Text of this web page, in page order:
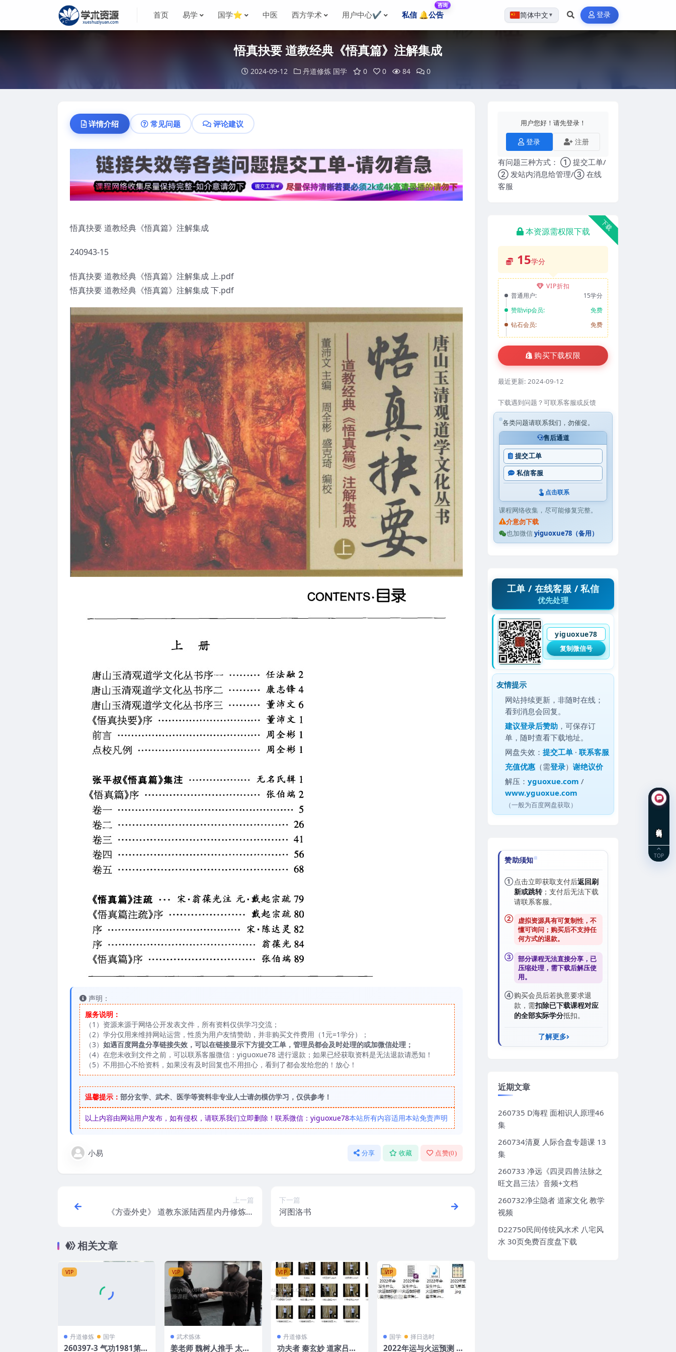
首页 易学 国学⭐ 中医 西方学术 用户中心✔️ 私信 🔔公告
咨询
简体中文 ▼ 登录
悟真抉要 道教经典《悟真篇》注解集成
2024-09-12 丹道修炼 国学 0 0 84 0
详情介绍 常见问题 评论建议
悟真抉要 道教经典《悟真篇》注解集成
240943-15
悟真抉要 道教经典《悟真篇》注解集成 上.pdf
悟真抉要 道教经典《悟真篇》注解集成 下.pdf
声明：
服务说明：
（1）资源来源于网络公开发表文件，所有资料仅供学习交流；
（2）学分仅用来维持网站运营，性质为用户友情赞助，并非购买文件费用（1元=1学分）；
（3） 如遇百度网盘分享链接失效，可以在链接显示下方提交工单，管理员都会及时处理的或加微信处理；
（4）在您未收到文件之前，可以联系客服微信：yiguoxue78 进行退款；如果已经获取资料是无法退款请悉知！
（5）不用担心不给资料，如果没有及时回复也不用担心，看到了都会发给您的！放心！
温馨提示： 部分玄学、武术、医学等资料非专业人士请勿模仿学习，仅供参考！
以上内容由网站用户发布，如有侵权，请联系我们立即删除！联系微信：yiguoxue78本站所有内容适用本站免责声明
小易 分享 收藏 点赞(0)
上一篇
《方壶外史》 道教东派陆西星内丹修炼典
下一篇
河图洛书
相关文章
VIP
丹道修炼 国学
260397-3 气功1981第三
VIP
武术炼体
姜老师 魏树人推手 太极
VIP
丹道修炼
功夫者 秦玄妙 道家吕祖
VIP
国学 择日选时
2022年运与火运预测 阿
用户您好！请先登录！
登录 注册
有问题三种方式： ① 提交工单/
② 发站内消息给管理/③ 在线
客服
下载
本资源需权限下载
15学分
VIP折扣
普通用户:
15学分
赞助vip会员:
免费
钻石会员:
免费
购买下载权限
最近更新: 2024-09-12
下载遇到问题？可联系客服或反馈
各类问题请联系我们，勿催促。
售后通道
提交工单
私信客服
点击联系
课程网络收集，尽可能修复完整。
介意勿下载
也加微信yiguoxue78（备用）
工单 / 在线客服 / 私信
优先处理
yiguoxue78
复制微信号
友情提示
网站持续更新，非随时在线；
看到消息会回复。
建议登录后赞助 ，可保存订
单，随时查看下载地址。
网盘失效：提交工单 ·联系客服
充值优惠 （需登录）谢绝议价
解压：yguoxue.com /
www.yguoxue.com
（一般为百度网盘获取）
赞助须知
①点击立即获取支付后返回刷
新或跳转；支付后无法下载
请联系客服。
②
虚拟资源具有可复制性，不
懂可询问；购买后不支持任
何方式的退款。
③ 部分课程无法直接分享，已
压缩处理，需下载后解压使
用。
④购买会员后若执意要求退
款，需扣除已下载课程对应
的全部实际学分抵扣。
了解更多
近期文章
260735 D海程 面相识人原理46
集
260734清夏 人际合盘专题课 13
集
260733 净远《四灵四兽法脉之
旺文昌三法》音频+文档
260732净尘隐者 道家文化 教学
视频
D22750民间传统风水术 八宅风
水 30页免费百度盘下载
TOP